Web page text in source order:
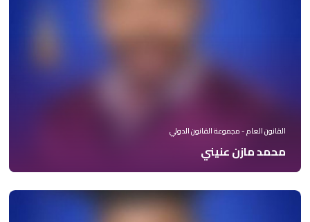
القانون العام - مجموعة القانون الدولي
محمد مازن عنيني